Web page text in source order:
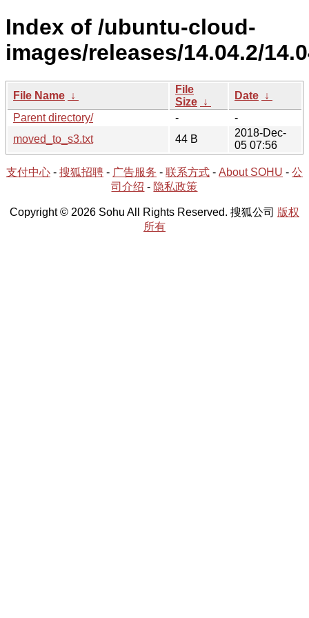
Index of /ubuntu-cloud-
images/releases/14.04.2/
File Name ↓
File
Size ↓
Date ↓
Parent directory/
-
-
moved_to_s3.txt
44 B
2018-Dec-
05 07:56
支付中心 - 搜狐招聘 - 广告服务 - 联系方式 - About SOHU - 公
司介绍 - 隐私政策
Copyright © 2026 Sohu All Rights Reserved. 搜狐公司 版权
所有